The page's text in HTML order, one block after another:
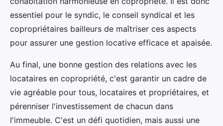
essentiel pour le syndic, le conseil syndical et les
copropriétaires bailleurs de maîtriser ces aspects
pour assurer une gestion locative efficace et apaisée.
Au final, une bonne gestion des relations avec les
locataires en copropriété, c'est garantir un cadre de
vie agréable pour tous, locataires et propriétaires, et
pérenniser l'investissement de chacun dans
l'immeuble. C'est un défi quotidien, mais aussi une